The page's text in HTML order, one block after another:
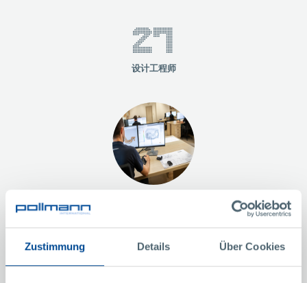
Zustimmung Details Über Cookies
30
设计工程师